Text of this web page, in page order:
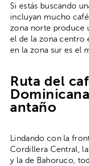
Si estás buscando
incluyan mucho
zona norte produce
el de la zona centro
en la zona sur es el
Ruta del
antaño
Lindando con la
Cordillera Central,
y la de Bahoruco,